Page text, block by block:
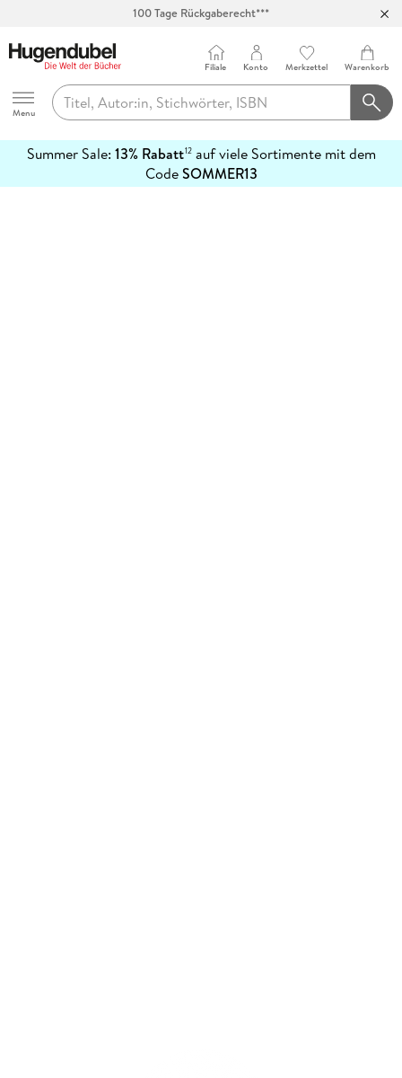
100 Tage Rückgaberecht***
Hugendubel
Menu
Filiale Konto Merkzettel Warenkorb
Summer Sale: 13% Rabatt12auf viele Sortimente mit dem
CodeSOMMER13
erfahren